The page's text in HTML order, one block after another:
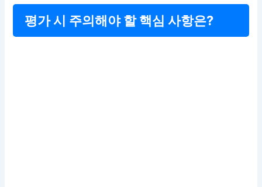
평가 시 주의해야 할 핵심 사항은?